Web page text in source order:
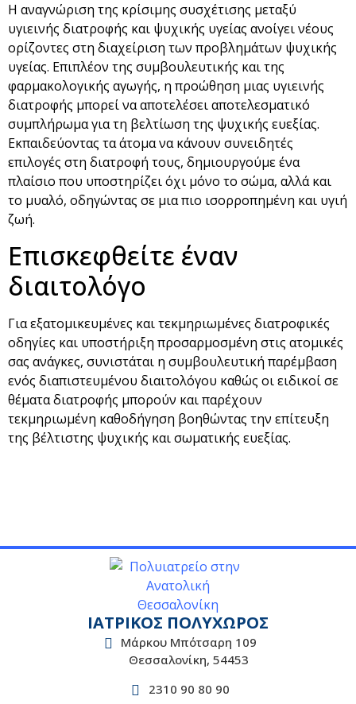
Η αναγνώριση της κρίσιμης συσχέτισης μεταξύ
υγιεινής διατροφής και ψυχικής υγείας ανοίγει νέους
ορίζοντες στη διαχείριση των προβλημάτων ψυχικής
υγείας. Επιπλέον της συμβουλευτικής και της
φαρμακολογικής αγωγής, η προώθηση μιας υγιεινής
διατροφής μπορεί να αποτελέσει αποτελεσματικό
συμπλήρωμα για τη βελτίωση της ψυχικής ευεξίας.
Εκπαιδεύοντας τα άτομα να κάνουν συνειδητές
επιλογές στη διατροφή τους, δημιουργούμε ένα
πλαίσιο που υποστηρίζει όχι μόνο το σώμα, αλλά και
το μυαλό, οδηγώντας σε μια πιο ισορροπημένη και υγιή
ζωή.
Επισκεφθείτε έναν
διαιτολόγο
Για εξατομικευμένες και τεκμηριωμένες διατροφικές
οδηγίες και υποστήριξη προσαρμοσμένη στις ατομικές
σας ανάγκες, συνιστάται η συμβουλευτική παρέμβαση
ενός διαπιστευμένου διαιτολόγου καθώς οι ειδικοί σε
θέματα διατροφής μπορούν και παρέχουν
τεκμηριωμένη καθοδήγηση βοηθώντας την επίτευξη
της βέλτιστης ψυχικής και σωματικής ευεξίας.
ΙΑΤΡΙΚΟΣ ΠΟΛΥΧΩΡΟΣ
Μάρκου Μπότσαρη 109
Θεσσαλονίκη, 54453
2310 90 80 90